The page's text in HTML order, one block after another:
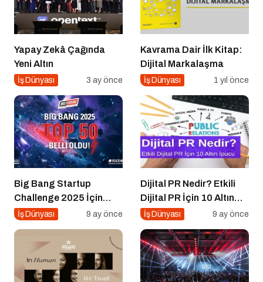
Yapay Zekâ Çağında
Yeni Altın
İş Dünyası 3 ay önce
Kavrama Dair İlk Kitap:
Dijital Markalaşma
İş Dünyası 1 yıl önce
Big Bang Startup
Challenge 2025 İçin
Geri Sayım Başladı
İş Dünyası 9 ay önce
Dijital PR Nedir? Etkili
Dijital PR İçin 10 Altın
İpucu
İş Dünyası 9 ay önce